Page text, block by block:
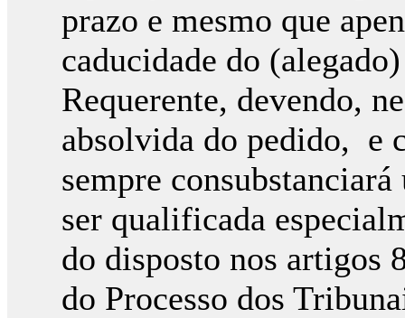
prazo e mesmo que
caducidade do
Requerente, devendo,
absolvida do pedido, e
sempre
ser qualificada
do disposto nos artigos
do Processo dos